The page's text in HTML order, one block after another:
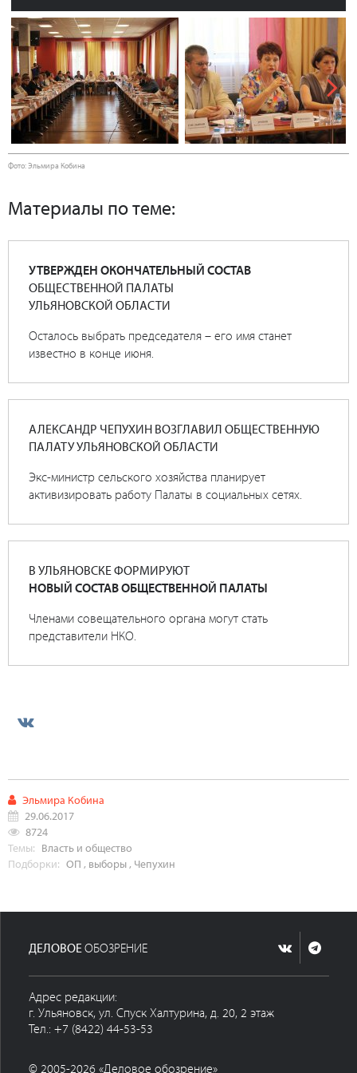
Next
Фото: Эльмира Кобина
Материалы по теме:
УТВЕРЖДЕН ОКОНЧАТЕЛЬНЫЙ СОСТАВ
ОБЩЕСТВЕННОЙ ПАЛАТЫ
УЛЬЯНОВСКОЙ ОБЛАСТИ
Осталось выбрать председателя – его имя станет
известно в конце июня.
АЛЕКСАНДР ЧЕПУХИН ВОЗГЛАВИЛ ОБЩЕСТВЕННУЮ
ПАЛАТУ УЛЬЯНОВСКОЙ ОБЛАСТИ
Экс-министр сельского хозяйства планирует
активизировать работу Палаты в социальных сетях.
В УЛЬЯНОВСКЕ ФОРМИРУЮТ
НОВЫЙ СОСТАВ ОБЩЕСТВЕННОЙ ПАЛАТЫ
Членами совещательного органа могут стать
представители НКО.
Эльмира Кобина
29.06.2017
8724
Темы: Власть и общество
Подборки: ОП , выборы , Чепухин
ДЕЛОВОЕ ОБОЗРЕНИЕ
Адрес редакции:
г. Ульяновск, ул. Спуск Халтурина, д. 20, 2 этаж
Тел.: +7 (8422) 44-53-53
© 2005-2026 «Деловое обозрение»